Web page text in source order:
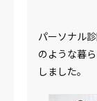
パーソナル
のような暮
しました。